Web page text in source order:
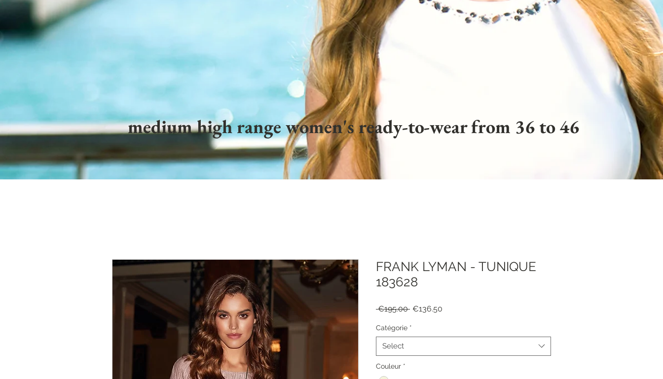
medium high range women's ready-to-wear from 36 to 46
FRANK LYMAN - TUNIQUE
183628
€195.00 Regular
€136.50
Catégorie *
Select
Couleur *